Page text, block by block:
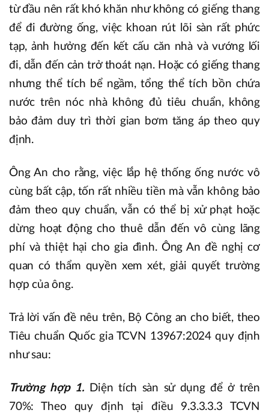
từ đầu nên rất khó khăn như không có giếng thang
để đi đường ống, việc khoan rút lõi sàn rất phức
tạp, ảnh hưởng đến kết cấu căn nhà và vướng lối
đi, dẫn đến cản trở thoát nạn. Hoặc có giếng thang
nhưng thể tích bể ngầm, tổng thể tích bồn chứa
nước trên nóc nhà không đủ tiêu chuẩn, không
bảo đảm duy trì thời gian bơm tăng áp theo quy
định.
Ông An cho rằng, việc lắp hệ thống ống nước vô
cùng bất cập, tốn rất nhiều tiền mà vẫn không bảo
đảm theo quy chuẩn, vẫn có thể bị xử phạt hoặc
dừng hoạt động cho thuê dẫn đến vô cùng lãng
phí và thiệt hại cho gia đình. Ông An đề nghị cơ
quan có thẩm quyền xem xét, giải quyết trường
hợp của ông.
Trả lời vấn đề nêu trên, Bộ Công an cho biết, theo
Tiêu chuẩn Quốc gia TCVN 13967:2024 quy định
như sau:
Trường hợp 1. Diện tích sàn sử dụng để ở trên
70%: Theo quy định tại điều 9.3.3.3.3 TCVN